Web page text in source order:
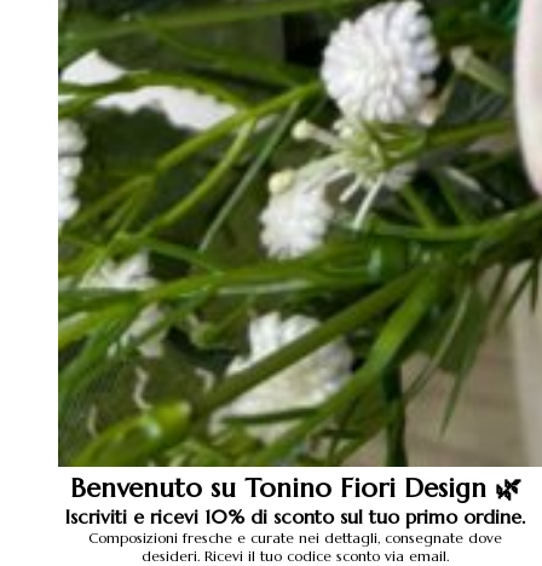
Benvenuto su Tonino Fiori Design 🌿
Iscriviti e ricevi 10% di sconto sul tuo primo ordine.
Composizioni fresche e curate nei dettagli, consegnate dove
desideri. Ricevi il tuo codice sconto via email.